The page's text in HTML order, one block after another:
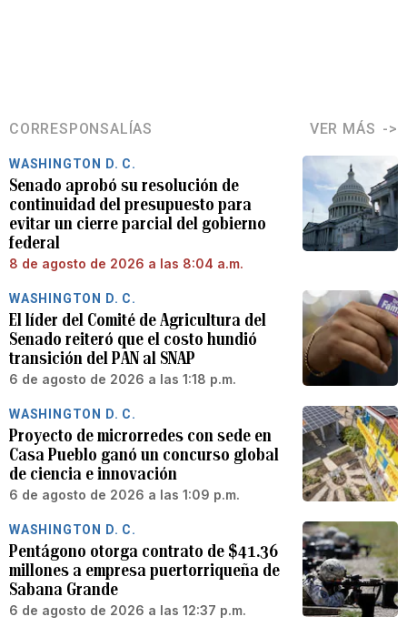
CORRESPONSALÍAS VER MÁS
WASHINGTON D. C.
Senado aprobó su resolución de
continuidad del presupuesto para
evitar un cierre parcial del gobierno
federal
8 de agosto de 2026 a las 8:04 a.m.
WASHINGTON D. C.
El líder del Comité de Agricultura del
Senado reiteró que el costo hundió
transición del PAN al SNAP
6 de agosto de 2026 a las 1:18 p.m.
WASHINGTON D. C.
Proyecto de microrredes con sede en
Casa Pueblo ganó un concurso global
de ciencia e innovación
6 de agosto de 2026 a las 1:09 p.m.
WASHINGTON D. C.
Pentágono otorga contrato de $41.36
millones a empresa puertorriqueña de
Sabana Grande
6 de agosto de 2026 a las 12:37 p.m.